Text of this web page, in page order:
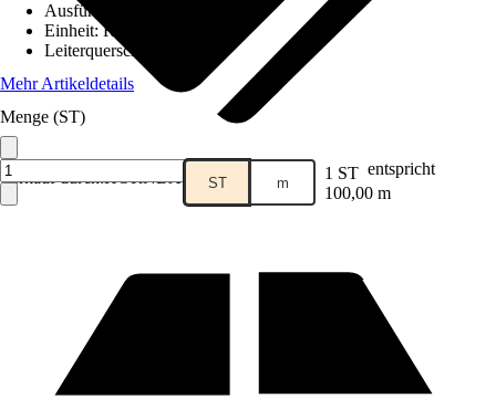
Verkauf durch:HORNBACH
Ausführung
Einheit:Ring
Leiterquerschnitt
Mehr Artikeldetails
Menge (ST)
ST m 1 ST entspricht
100,00 m